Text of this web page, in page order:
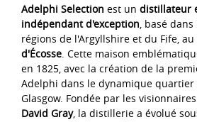
Adelphi Selection est un distillateur
indépendant d'exception, basé
régions de l'Argyllshire et du Fife,
d'Écosse. Cette maison
en 1825, avec la création de la
Adelphi dans le dynamique quartier
Glasgow. Fondée par les
David Gray, la distillerie a évolué